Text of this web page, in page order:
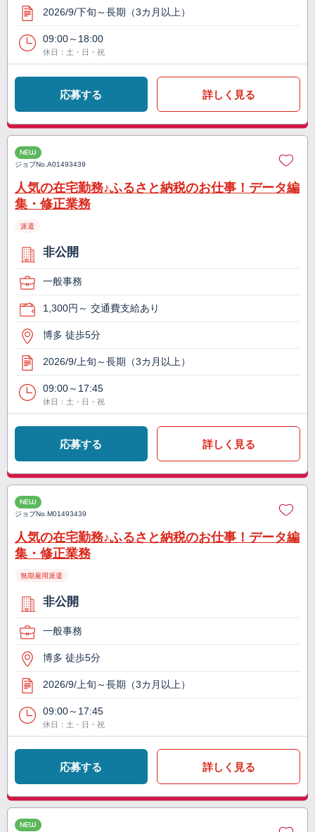
2026/9/下旬～長期（3カ月以上）
09:00～18:00
休日：土・日・祝
応募する 詳しく見る
NEW
ジョブNo.A01493439
人気の在宅勤務♪ふるさと納税のお仕事！データ編
集・修正業務
派遣
非公開
一般事務
1,300円～ 交通費支給あり
博多 徒歩5分
2026/9/上旬～長期（3カ月以上）
09:00～17:45
休日：土・日・祝
応募する 詳しく見る
NEW
ジョブNo.M01493439
人気の在宅勤務♪ふるさと納税のお仕事！データ編
集・修正業務
無期雇用派遣
非公開
一般事務
博多 徒歩5分
2026/9/上旬～長期（3カ月以上）
09:00～17:45
休日：土・日・祝
応募する 詳しく見る
NEW